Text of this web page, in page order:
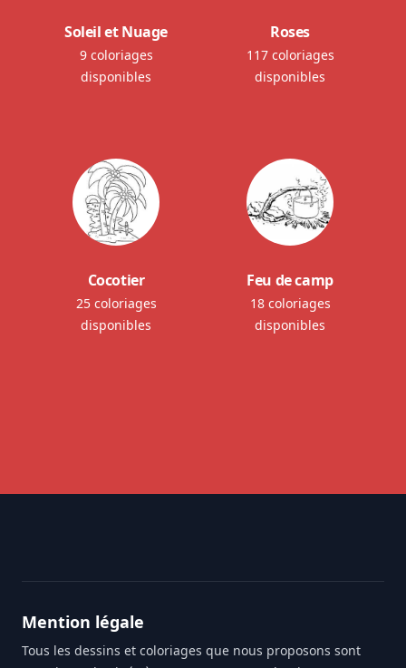
Soleil et Nuage
9 coloriages
disponibles
Roses
117 coloriages
disponibles
Cocotier
25 coloriages
disponibles
Feu de camp
18 coloriages
disponibles
Mention légale
Tous les dessins et coloriages que nous proposons sont